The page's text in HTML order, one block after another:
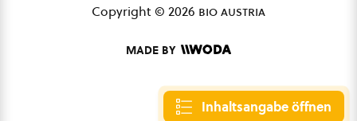
Inhaltsangabe öffnen
Copyright © 2026 bio austria
MADE BY